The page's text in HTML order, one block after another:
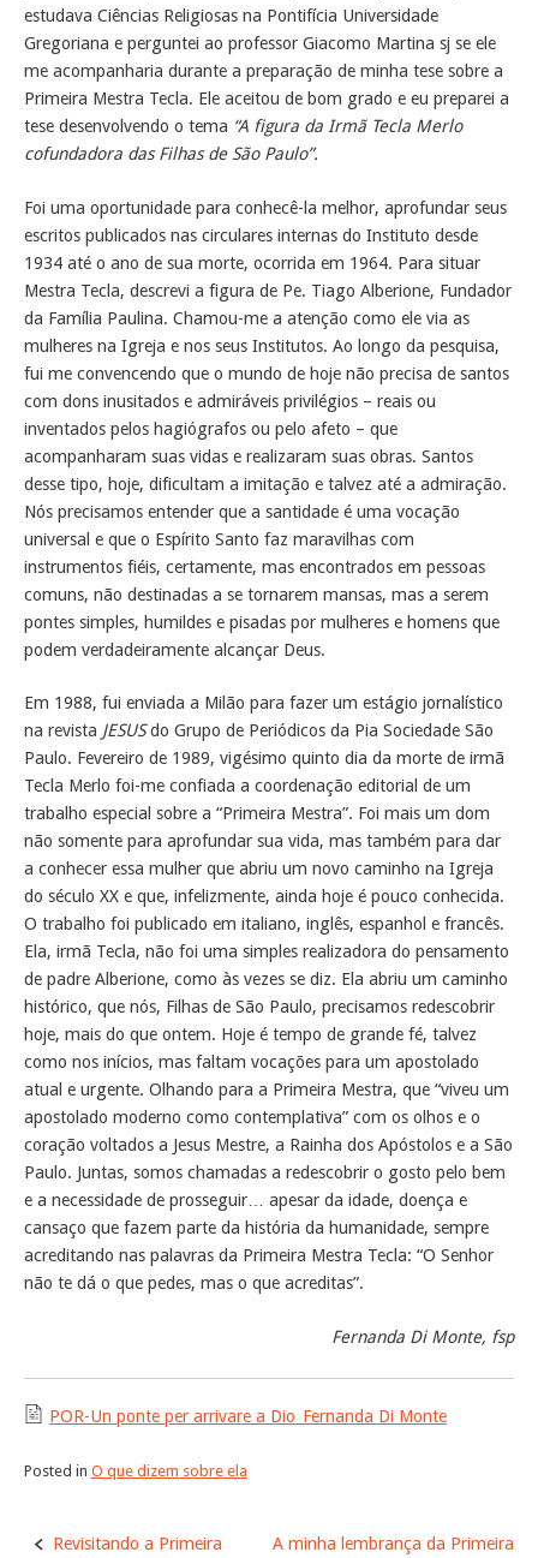
estudava Ciências Religiosas na Pontifícia Universidade
Gregoriana e perguntei ao professor Giacomo Martina sj se ele
me acompanharia durante a preparação de minha tese sobre a
Primeira Mestra Tecla. Ele aceitou de bom grado e eu preparei a
tese desenvolvendo o tema “A figura da Irmã Tecla Merlo
cofundadora das Filhas de São Paulo”.
Foi uma oportunidade para conhecê-la melhor, aprofundar seus
escritos publicados nas circulares internas do Instituto desde
1934 até o ano de sua morte, ocorrida em 1964. Para situar
Mestra Tecla, descrevi a figura de Pe. Tiago Alberione, Fundador
da Família Paulina. Chamou-me a atenção como ele via as
mulheres na Igreja e nos seus Institutos. Ao longo da pesquisa,
fui me convencendo que o mundo de hoje não precisa de santos
com dons inusitados e admiráveis privilégios – reais ou
inventados pelos hagiógrafos ou pelo afeto – que
acompanharam suas vidas e realizaram suas obras. Santos
desse tipo, hoje, dificultam a imitação e talvez até a admiração.
Nós precisamos entender que a santidade é uma vocação
universal e que o Espírito Santo faz maravilhas com
instrumentos fiéis, certamente, mas encontrados em pessoas
comuns, não destinadas a se tornarem mansas, mas a serem
pontes simples, humildes e pisadas por mulheres e homens que
podem verdadeiramente alcançar Deus.
Em 1988, fui enviada a Milão para fazer um estágio jornalístico
na revista JESUSdo Grupo de Periódicos da Pia Sociedade São
Paulo. Fevereiro de 1989, vigésimo quinto dia da morte de irmã
Tecla Merlo foi-me confiada a coordenação editorial de um
trabalho especial sobre a “Primeira Mestra”. Foi mais um dom
não somente para aprofundar sua vida, mas também para dar
a conhecer essa mulher que abriu um novo caminho na Igreja
do século XX e que, infelizmente, ainda hoje é pouco conhecida.
O trabalho foi publicado em italiano, inglês, espanhol e francês.
Ela, irmã Tecla, não foi uma simples realizadora do pensamento
de padre Alberione, como às vezes se diz. Ela abriu um caminho
histórico, que nós, Filhas de São Paulo, precisamos redescobrir
hoje, mais do que ontem. Hoje é tempo de grande fé, talvez
como nos inícios, mas faltam vocações para um apostolado
atual e urgente. Olhando para a Primeira Mestra, que “viveu um
apostolado moderno como contemplativa” com os olhos e o
coração voltados a Jesus Mestre, a Rainha dos Apóstolos e a São
Paulo. Juntas, somos chamadas a redescobrir o gosto pelo bem
e a necessidade de prosseguir… apesar da idade, doença e
cansaço que fazem parte da história da humanidade, sempre
acreditando nas palavras da Primeira Mestra Tecla: “O Senhor
não te dá o que pedes, mas o que acreditas”.
Fernanda Di Monte, fsp
POR-Un ponte per arrivare a Dio_Fernanda Di Monte
Posted in O que dizem sobre ela
Post
Revisitando a Primeira
A minha lembrança da Primeira